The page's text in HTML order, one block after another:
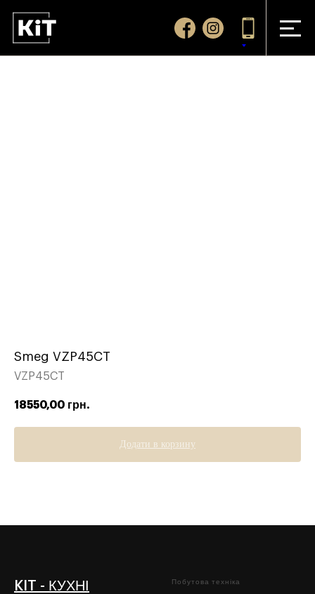
Smeg VZP45CT
VZP45CT
18550,00 грн.
Додати в корзину
KIT - КУХНІ
Побутова техніка